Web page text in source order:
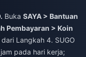
Buka SAYA > Bantuan
Pembayaran > Koin
Langkah 4. SUGO
pada hari kerja;